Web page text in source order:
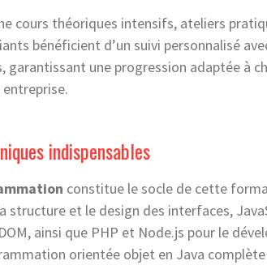
cours théoriques intensifs, ateliers
bénéficient d’un suivi personnalisé
une progression adaptée à
indispensables
constitue le socle de cette
structure et le design des interfaces,
ainsi que PHP et Node.js pour le
orientée objet en Java